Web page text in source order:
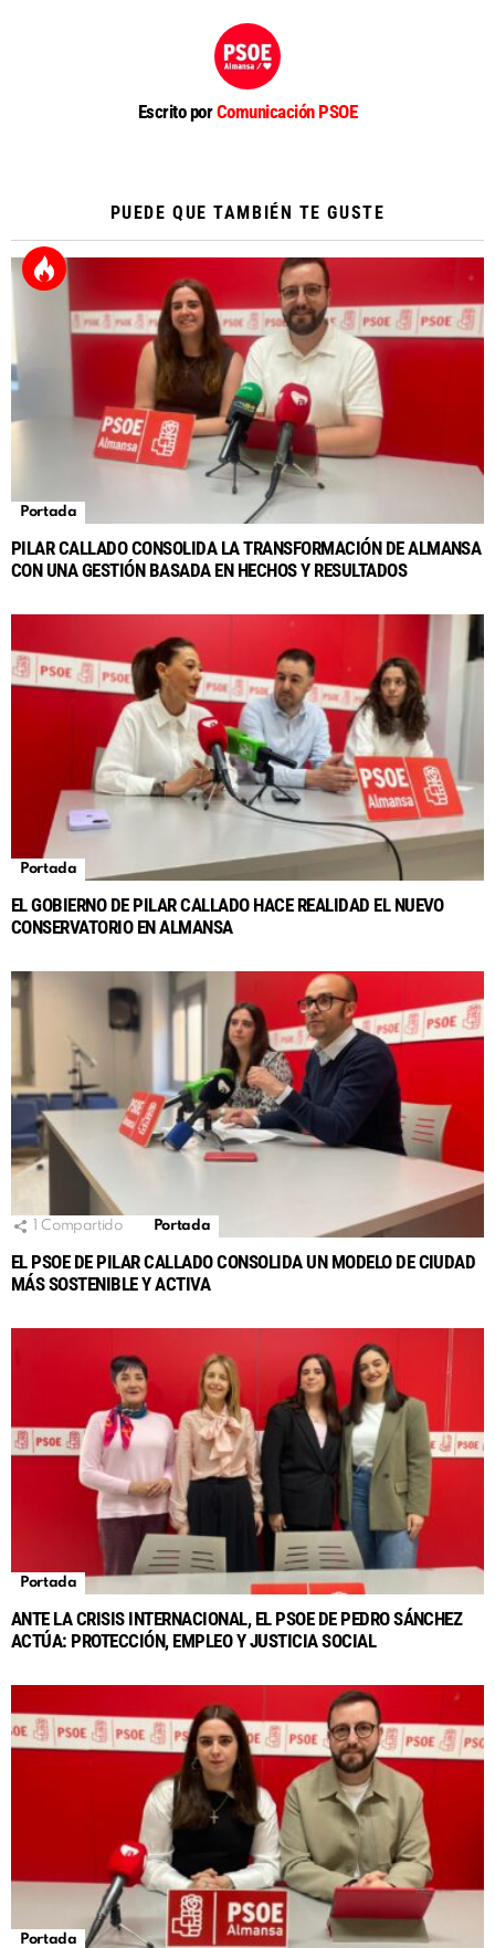
Escrito porComunicación PSOE
PUEDE QUE TAMBIÉN TE GUSTE
Portada
PILAR CALLADO CONSOLIDA LA TRANSFORMACIÓN DE ALMANSA
CON UNA GESTIÓN BASADA EN HECHOS Y RESULTADOS
Portada
EL GOBIERNO DE PILAR CALLADO HACE REALIDAD EL NUEVO
CONSERVATORIO EN ALMANSA
Compartido Portada
EL PSOE DE PILAR CALLADO CONSOLIDA UN MODELO DE CIUDAD
MÁS SOSTENIBLE Y ACTIVA
Portada
ANTE LA CRISIS INTERNACIONAL, EL PSOE DE PEDRO SÁNCHEZ
ACTÚA: PROTECCIÓN, EMPLEO Y JUSTICIA SOCIAL
Portada